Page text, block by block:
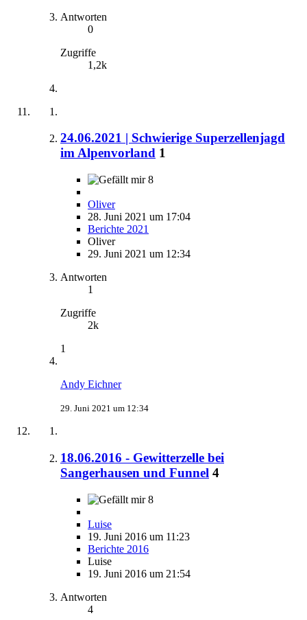
Antworten
0
Zugriffe
1,2k
24.06.2021 | Schwierige Superzellenjagd
im Alpenvorland 1
8
Oliver
28. Juni 2021 um 17:04
Berichte 2021
Oliver
29. Juni 2021 um 12:34
Antworten
1
Zugriffe
2k
1
Andy Eichner
29. Juni 2021 um 12:34
18.06.2016 - Gewitterzelle bei
Sangerhausen und Funnel 4
8
Luise
19. Juni 2016 um 11:23
Berichte 2016
Luise
19. Juni 2016 um 21:54
Antworten
4